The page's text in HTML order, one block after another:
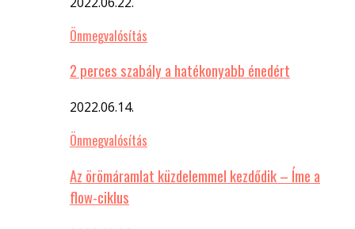
Önmegvalósítás
2 perces szabály a hatékonyabb énedért
2022.06.14.
Önmegvalósítás
Az örömáramlat küzdelemmel kezdődik – Íme a
flow-ciklus